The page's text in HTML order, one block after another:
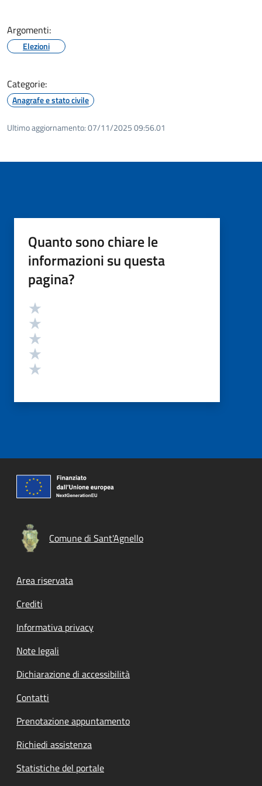
Argomenti:
Elezioni
Categorie:
Anagrafe e stato civile
Ultimo aggiornamento:07/11/2025 09:56.01
Quanto sono chiare le
informazioni su questa
pagina?
Valutazione
Comune di Sant'Agnello
Footer menu
Area riservata
Crediti
Informativa privacy
Note legali
Dichiarazione di accessibilità
Contatti
Prenotazione appuntamento
Richiedi assistenza
Statistiche del portale